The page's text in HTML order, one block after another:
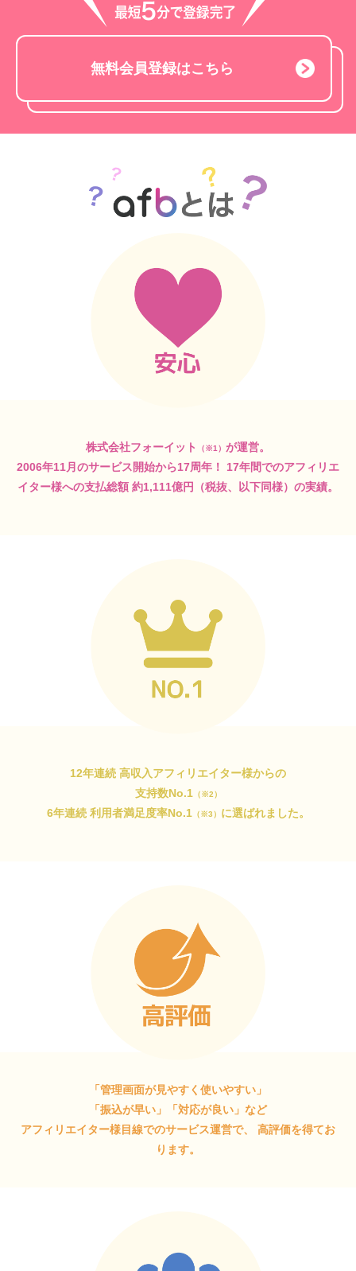
無料会員登録はこちら
株式会社フォーイット （※1） が運営。
2006年11月のサービス開始から17周年！
17年間でのアフィリエ
イター様への支払総額 約1,111億円（税抜、以下同様）の実績。
12年連続 高収入アフィリエイター様からの
支持数No.1（※2）
6年連続 利用者満足度率No.1（※3） に選ばれました。
「管理画面が見やすく使いやすい」
「振込が早い」「対応が良い」など
アフィリエイター様目線でのサービス運営で、
高評価を得てお
ります。